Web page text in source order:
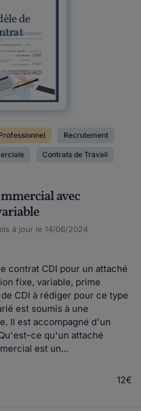
de
Recrutement
Contrats de Travail
avec
à jour le 14/06/2024
contrat CDI pour un attaché
fixe, variable, prime
CDI à rédiger pour ce type
est soumis à une
Il est accompagné d'un
ce qu'un attaché
est un...
12€